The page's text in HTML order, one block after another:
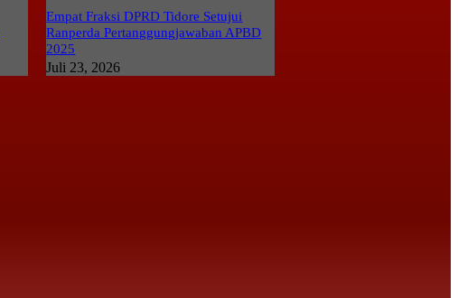
Empat Fraksi DPRD Tidore Setujui
Ranperda Pertanggungjawaban APBD
2025
Juli 23, 2026